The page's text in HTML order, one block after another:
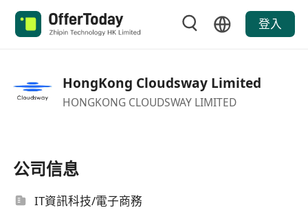
登入
HongKong Cloudsway Limited
HONGKONG CLOUDSWAY LIMITED
公司信息
IT資訊科技/電子商務